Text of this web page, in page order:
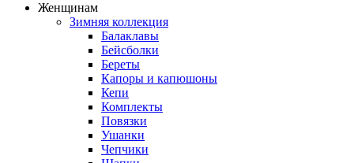
Женщинам
Зимняя коллекция
Балаклавы
Бейсболки
Береты
Капоры и капюшоны
Кепи
Комплекты
Повязки
Ушанки
Чепчики